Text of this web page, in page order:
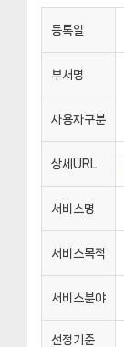
등록일
부서명
사용자구분
상세URL
서비스명
서비스목적
서비스분야
선정기준